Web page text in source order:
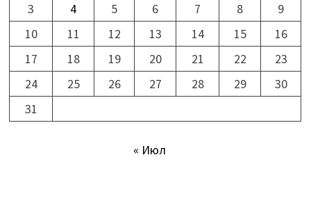
3
4 5 6 7 8
9
10
11 12 13 14 15
16
17
18 19 20 21 22
23
24
25 26 27 28 29
30
31
« Июл